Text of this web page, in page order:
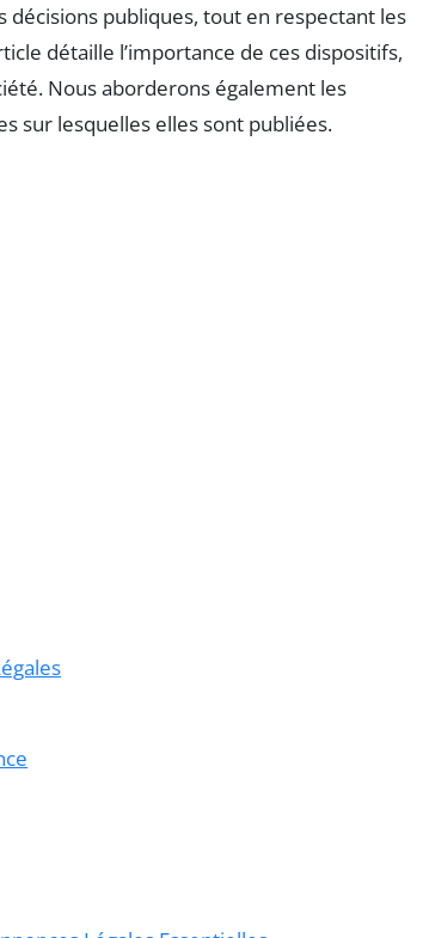
publiques, tout en respectant les
détaille l’importance de ces dispositifs,
Nous aborderons également les
sur lesquelles elles sont publiées.